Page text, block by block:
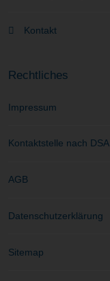
Kontakt
Rechtliches
Impressum
Kontaktstelle nach DSA
AGB
Datenschutzerklärung
Sitemap